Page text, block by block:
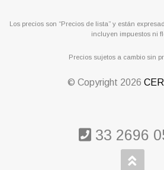
Los precios son “Precios de lista” y están
incluyen impuestos ni
Precios sujetos a cambio sin
© Copyright 2026
33 2696